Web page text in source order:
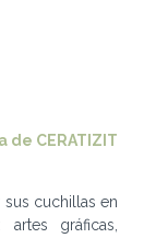
de CERATIZIT
cuchillas en
gráficas,